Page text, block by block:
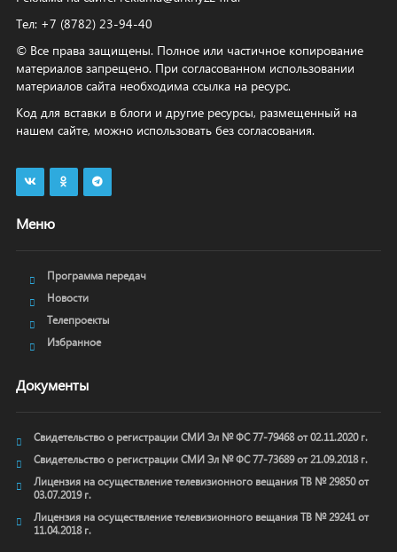
Тел: +7 (8782) 23‑94‑40
© Все права защищены. Полное или частичное копирование
материалов запрещено. При согласованном использовании
материалов сайта необходима ссылка на ресурс.
Код для вставки в блоги и другие ресурсы, размещенный на
нашем сайте, можно использовать без согласования.
Меню
Программа передач
Новости
Телепроекты
Избранное
Документы
Свидетельство о регистрации СМИ Эл № ФС 77-79468 от 02.11.2020 г.
Свидетельство о регистрации СМИ Эл № ФС 77-73689 от 21.09.2018 г.
Лицензия на осуществление телевизионного вещания ТВ № 29850 от
03.07.2019 г.
Лицензия на осуществление телевизионного вещания ТВ № 29241 от
11.04.2018 г.